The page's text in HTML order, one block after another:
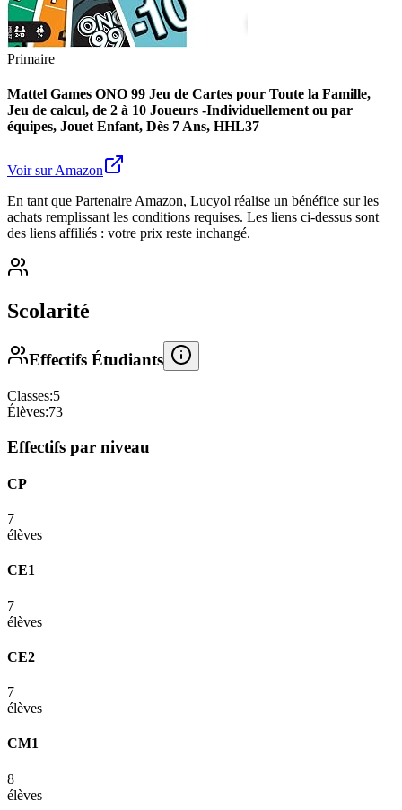
Primaire
Mattel Games ONO 99 Jeu de Cartes pour Toute la Famille,
Jeu de calcul, de 2 à 10 Joueurs -Individuellement ou par
équipes, Jouet Enfant, Dès 7 Ans, HHL37
Voir sur Amazon
En tant que Partenaire Amazon, Lucyol réalise un bénéfice sur les
achats remplissant les conditions requises. Les liens ci-dessus sont
des liens affiliés : votre prix reste inchangé.
Scolarité
Effectifs Étudiants
Classes:5
Élèves:73
Effectifs par niveau
CP
7
élèves
CE1
7
élèves
CE2
7
élèves
CM1
8
élèves